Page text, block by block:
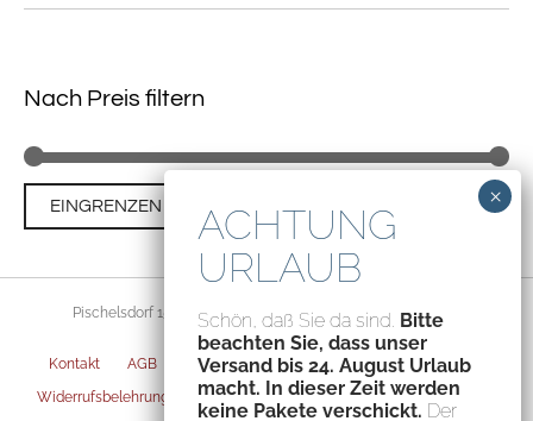
Nach Preis filtern
EINGRENZEN €100
Pischelsdorf 156, 8212 Pischelsdorf, Austria – ATU70094435
Kontakt AGB Datenschutz Impressum
Versandarten
Widerrufsbelehrung
Zahlungsarten Privatsphäre-Einstellungen
Schön, daß Sie da sind. Bitte
beachten Sie, dass unser
Versand bis 24. August Urlaub
macht. In dieser Zeit werden
keine Pakete verschickt. Der